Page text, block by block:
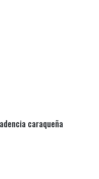
caraqueña